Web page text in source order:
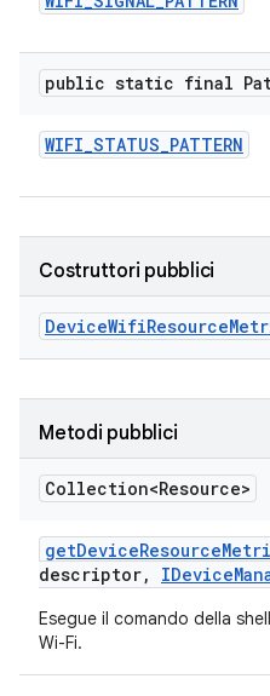
public static final
WIFI_STATUS_PATTERN
Costruttori pubblici
DeviceWifiResource
Metodi pubblici
Collection<Resource>
getDeviceResource
descriptor, IDevice
Esegue il comando della
Wi-Fi.